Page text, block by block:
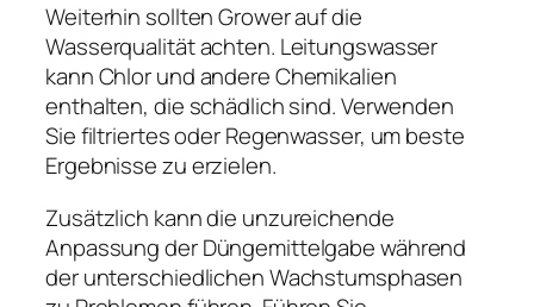
Weiterhin sollten Grower auf die
Wasserqualität achten. Leitungswasser
kann Chlor und andere Chemikalien
enthalten, die schädlich sind. Verwenden
Sie filtriertes oder Regenwasser, um beste
Ergebnisse zu erzielen.
Zusätzlich kann die unzureichende
Anpassung der Düngemittelgabe während
der unterschiedlichen Wachstumsphasen